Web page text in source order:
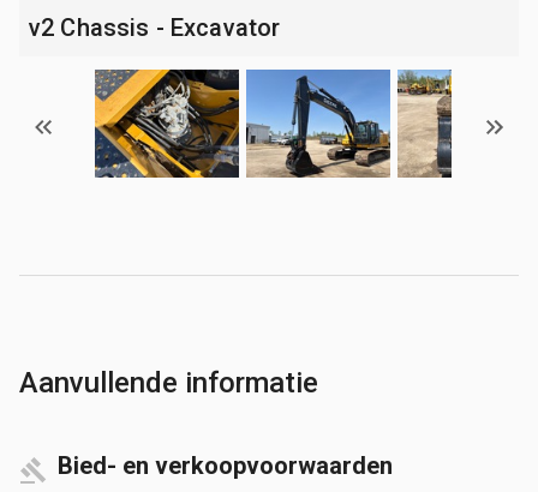
v2 Chassis - Excavator
Aanvullende informatie
Bied- en verkoopvoorwaarden